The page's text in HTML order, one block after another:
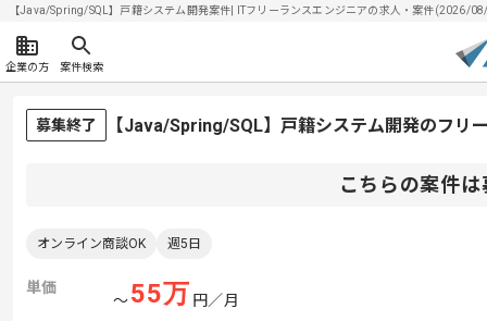
【Java/Spring/SQL】戸籍システム開発案件| ITフリーランスエンジニアの求人・案件(2026/
企業の方 案件検索
募集終了 【Java/Spring/SQL】戸籍システム開発のフリ
こちらの案件
オンライン商談OK 週5日
単価
〜55万 円／月